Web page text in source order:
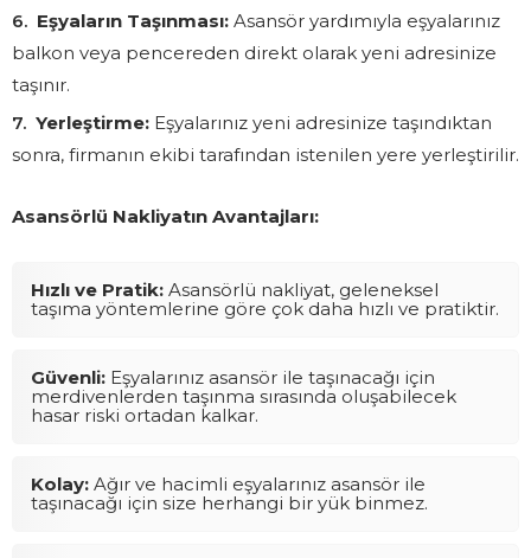
Eşyaların Taşınması: Asansör yardımıyla eşyalarınız
balkon veya pencereden direkt olarak yeni adresinize
taşınır.
Yerleştirme: Eşyalarınız yeni adresinize taşındıktan
sonra, firmanın ekibi tarafından istenilen yere yerleştirilir.
Asansörlü Nakliyatın Avantajları:
Hızlı ve Pratik: Asansörlü nakliyat, geleneksel
taşıma yöntemlerine göre çok daha hızlı ve pratiktir.
Güvenli: Eşyalarınız asansör ile taşınacağı için
merdivenlerden taşınma sırasında oluşabilecek
hasar riski ortadan kalkar.
Kolay: Ağır ve hacimli eşyalarınız asansör ile
taşınacağı için size herhangi bir yük binmez.